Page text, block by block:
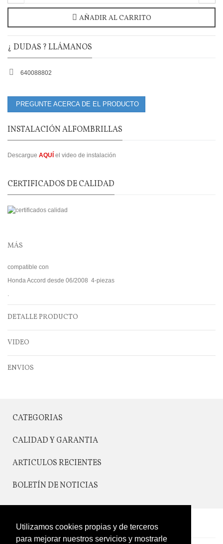
Utilizamos cookies propias y de terceros
para mejorar nuestros servicios y mostrarle
AÑADIR AL CARRITO
¿ DUDAS ? LLÁMANOS
640088802
PREGUNTE ACERCA DE EL PRODUCTO
INSTALACIÓN ALFOMBRILLAS
Descargue AQUÍ el video de instalación
CERTIFICADOS DE CALIDAD
MÁS
compatible con
Honda Accord desde 06/2008 4-piezas
DETALLE PRODUCTO
VIDEO
ENVIOS
CATEGORIAS
CALIDAD Y GARANTIA
ARTICULOS RECIENTES
BOLETÍN DE NOTICIAS
CONTACTO